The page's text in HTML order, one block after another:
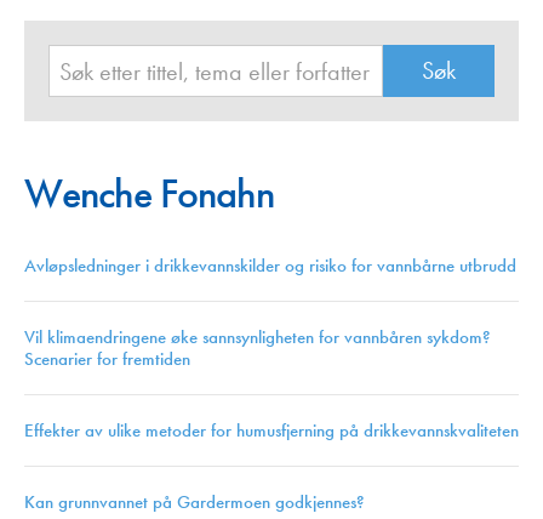
Wenche Fonahn
Avløpsledninger i drikkevannskilder og risiko for vannbårne utbrudd
Vil klimaendringene øke sannsynligheten for vannbåren sykdom?
Scenarier for fremtiden
Effekter av ulike metoder for humusfjerning på drikkevannskvaliteten
Kan grunnvannet på Gardermoen godkjennes?